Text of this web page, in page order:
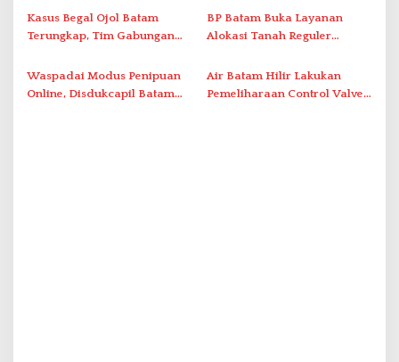
Pelayanan Kefarmasian
Administrasi ke Pusat
Kasus Begal Ojol Batam
Terungkap, Tim Gabungan
Simpang Dam
BP Batam Buka Layanan
Alokasi Tanah Reguler
Waspadai Modus Penipuan
Online, Disdukcapil Batam
Air Batam Hilir Lakukan
Pemeliharaan Control Valve,